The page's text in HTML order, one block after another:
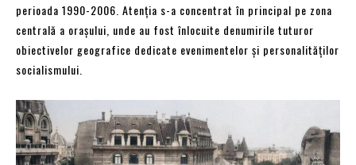
perioada 1990-2006. Atenția s-a concentrat în principal pe zona
centrală a orașului, unde au fost înlocuite denumirile tuturor
obiectivelor geografice dedicate evenimentelor și personalităților
socialismului.